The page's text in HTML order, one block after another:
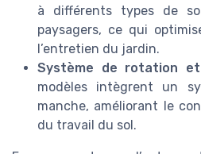
à différents types de
paysagers, ce qui
l’entretien du jardin.
Système de rotation
modèles intègrent un
manche, améliorant le
du travail du sol.